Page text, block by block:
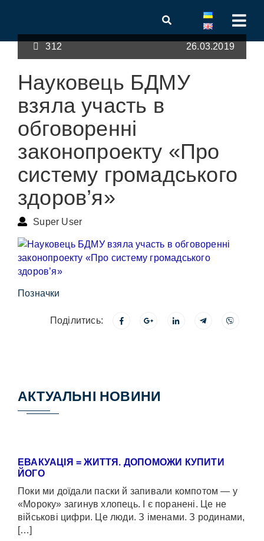
312 26.03.2019
Науковець БДМУ
взяла участь в
обговоренні
законопроекту «Про
систему громадського
здоров’я»
Super User
Позначки
Поділитись:
АКТУАЛЬНІ НОВИНИ
ЕВАКУАЦІЯ = ЖИТТЯ. ДОПОМОЖИ КУПИТИ
ЙОГО
Поки ми доїдали паски й запивали компотом — у
«Мороку» загинув хлопець. І є поранені. Це не
військові цифри. Це люди. З іменами. З родинами,
[…]